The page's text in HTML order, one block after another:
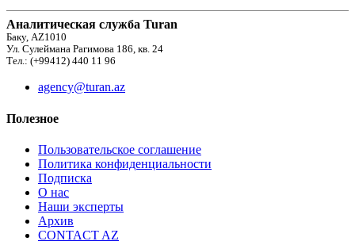
Аналитическая служба Turan
Баку, AZ1010
Ул. Сулеймана Рагимова 186, кв. 24
Тел.: (+99412) 440 11 96
agency@turan.az
Полезное
Пользовательское соглашение
Политика конфиденциальности
Подписка
О нас
Наши эксперты
Архив
CONTACT AZ